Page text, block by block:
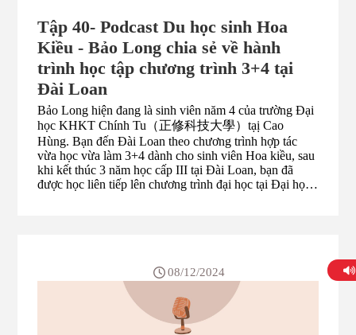
Tập 40- Podcast Du học sinh Hoa
Kiều - Bảo Long chia sẻ về hành
trình học tập chương trình 3+4 tại
Đài Loan
Bảo Long hiện đang là sinh viên năm 4 của trường Đại
học KHKT Chính Tu（正修科技大學）tạị Cao
Hùng. Bạn đến Đài Loan theo chương trình hợp tác
vừa học vừa làm 3+4 dành cho sinh viên Hoa kiều, sau
khi kết thúc 3 năm học cấp III tại Đài Loan, bạn đã
được học liên tiếp lên chương trình đại học tại Đại học
trợ, giúp bạn quen dần với cuộc sống tại Đài Loan. Bạn
tâm sự, khi quyết định đến Đài Loan học tập, lúc ấy
bạn cũng mới học hết cấp II, do bạn nhận thấy mình
cũng không có tài năng đặc biệt nào, cộng thêm có anh
chị em cũng từng học tập tại Đài Loan, từng được chia
08/12/2024